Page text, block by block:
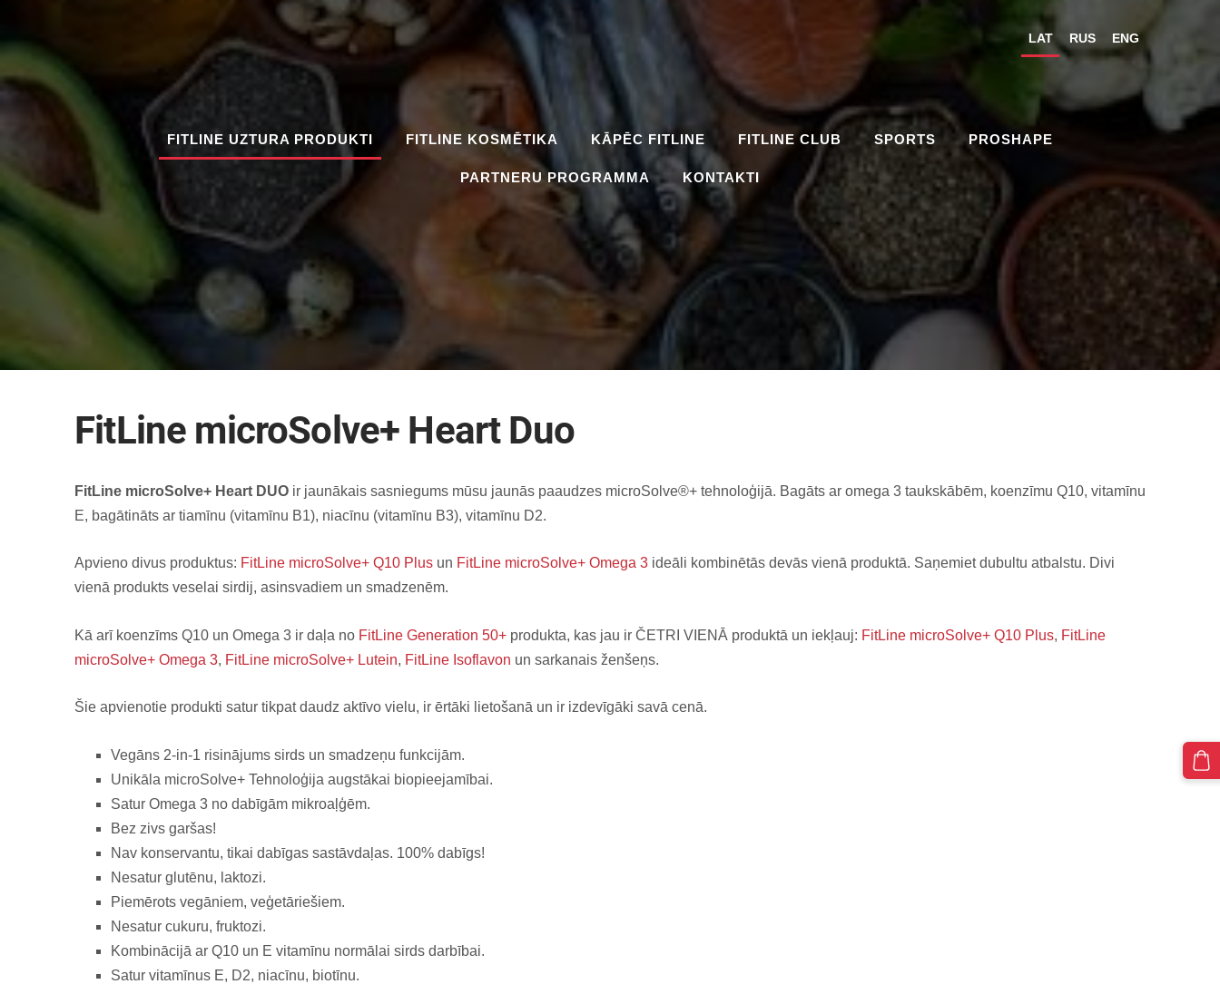
LAT RUS ENG
FITLINE UZTURA PRODUKTI FITLINE KOSMĒTIKA KĀPĒC FITLINE FITLINE CLUB SPORTS PROSHAPE
PARTNERU PROGRAMMA KONTAKTI
FitLine microSolve+ Heart Duo
FitLine microSolve+ Heart DUO ir jaunākais sasniegums mūsu jaunās paaudzes microSolve®+ tehnoloģijā. Bagāts ar omega 3 taukskābēm, koenzīmu Q10, vitamīnu
E, bagātināts ar tiamīnu (vitamīnu B1), niacīnu (vitamīnu B3), vitamīnu D2.
Apvieno divus produktus: FitLine microSolve+ Q10 Plus un FitLine microSolve+ Omega 3 ideāli kombinētās devās vienā produktā. Saņemiet dubultu atbalstu. Divi
vienā produkts veselai sirdij, asinsvadiem un smadzenēm.
Kā arī koenzīms Q10 un Omega 3 ir daļa no FitLine Generation 50+ produkta, kas jau ir ČETRI VIENĀ produktā un iekļauj: FitLine microSolve+ Q10 Plus, FitLine
microSolve+ Omega 3, FitLine microSolve+ Lutein, FitLine Isoflavon un sarkanais ženšeņs.
Šie apvienotie produkti satur tikpat daudz aktīvo vielu, ir ērtāki lietošanā un ir izdevīgāki savā cenā.
Vegāns 2-in-1 risinājums sirds un smadzeņu funkcijām.
Unikāla microSolve+ Tehnoloģija augstākai biopieejamībai.
Satur Omega 3 no dabīgām mikroaļģēm.
Bez zivs garšas!
Nav konservantu, tikai dabīgas sastāvdaļas. 100% dabīgs!
Nesatur glutēnu, laktozi.
Piemērots vegāniem, veģetāriešiem.
Nesatur cukuru, fruktozi.
Kombinācijā ar Q10 un E vitamīnu normālai sirds darbībai.
Satur vitamīnus E, D2, niacīnu, biotīnu.